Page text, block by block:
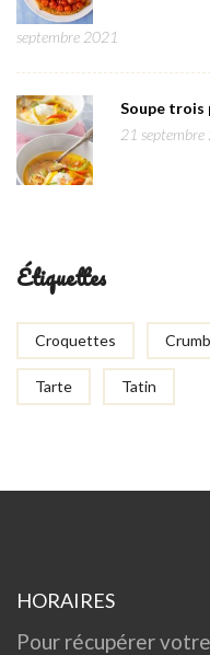
septembre 2021
Soupe trois
21 septembre
Étiquettes
Croquettes
Tarte Tatin
HORAIRES
Pour récupérer